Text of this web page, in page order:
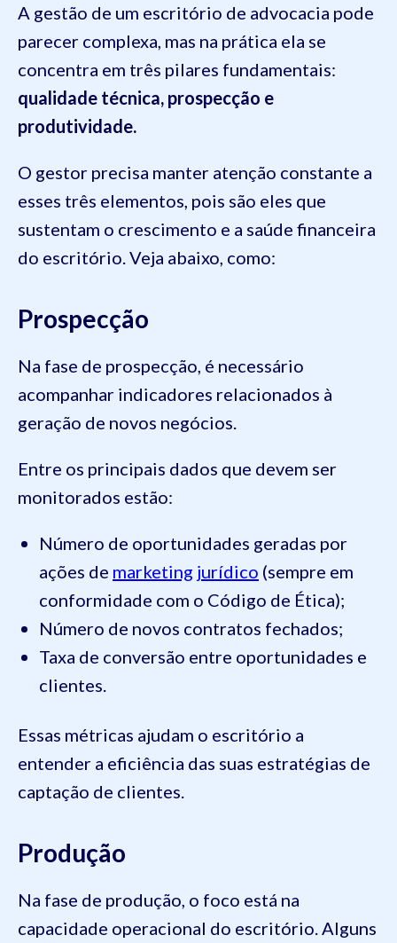
A gestão de um escritório de advocacia pode
parecer complexa, mas na prática ela se
concentra em três pilares fundamentais:
qualidade técnica, prospecção e
produtividade.
O gestor precisa manter atenção constante a
esses três elementos, pois são eles que
sustentam o crescimento e a saúde financeira
do escritório. Veja abaixo, como:
Prospecção
Na fase de prospecção, é necessário
acompanhar indicadores relacionados à
geração de novos negócios.
Entre os principais dados que devem ser
monitorados estão:
Número de oportunidades geradas por
ações de marketing jurídico (sempre em
conformidade com o Código de Ética);
Número de novos contratos fechados;
Taxa de conversão entre oportunidades e
clientes.
Essas métricas ajudam o escritório a
entender a eficiência das suas estratégias de
captação de clientes.
Produção
Na fase de produção, o foco está na
capacidade operacional do escritório. Alguns